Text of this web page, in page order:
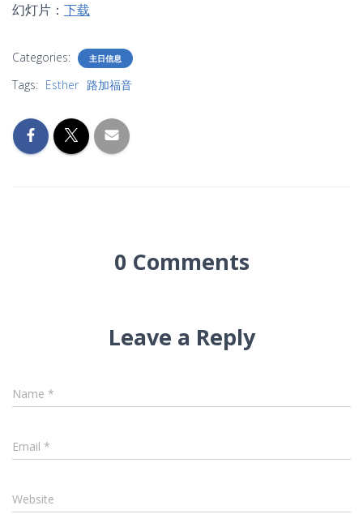
幻灯片： 下载
Categories: 主日信息
Tags: Esther 路加福音
0 Comments
Leave a Reply
Name *
Email *
Website